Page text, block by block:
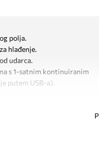
polja.
hlađenje.
udarca.
s 1-satnim kontinuiranim
putem USB-a).